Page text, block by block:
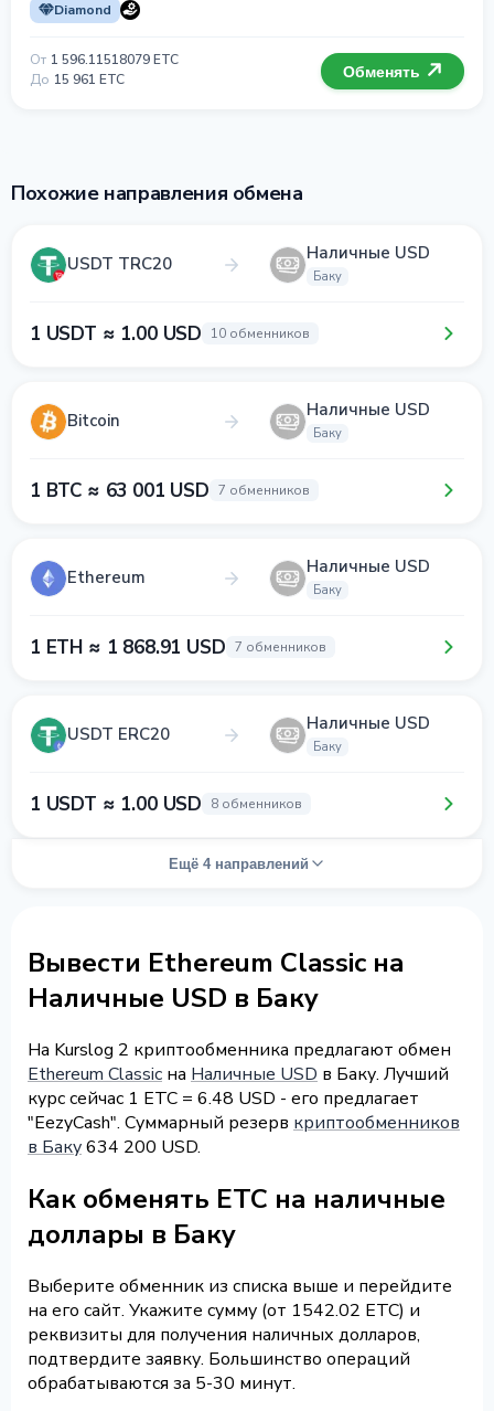
Diamond
От 1 596.11518079 ETC
До 15 961 ETC Обменять
Похожие направления обмена
USDT TRC20 Наличные USD
Баку
1 USDT ≈ 1.00 USD 10 обменников
Bitcoin Наличные USD
Баку
1 BTC ≈ 63 001 USD 7 обменников
Ethereum Наличные USD
Баку
1 ETH ≈ 1 868.91 USD 7 обменников
USDT ERC20 Наличные USD
Баку
1 USDT ≈ 1.00 USD 8 обменников
Ещё 4 направлений
Вывести Ethereum Classic на
Наличные USD в Баку
На Kurslog 2 криптообменника предлагают обмен
Ethereum Classic на Наличные USD в Баку. Лучший
курс сейчас 1 ETC = 6.48 USD - его предлагает
"EezyCash". Суммарный резерв криптообменников
в Баку634 200 USD.
Как обменять ETC на наличные
доллары в Баку
Выберите обменник из списка выше и перейдите
на его сайт. Укажите сумму (от 1542.02 ETC) и
реквизиты для получения наличных долларов,
подтвердите заявку. Большинство операций
обрабатываются за 5-30 минут.